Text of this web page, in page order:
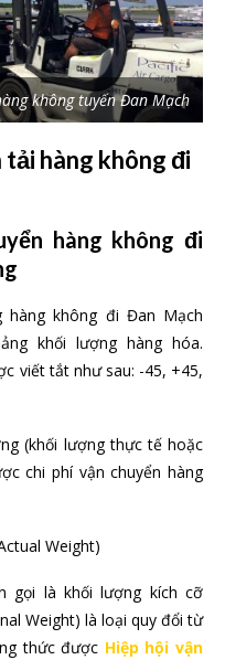
không tuyến Đan Mạch
hàng không đi
hàng không đi
hàng không đi Đan Mạch
khối lượng hàng hóa.
viết tắt như sau: -45, +45,
(khối lượng thực tế hoặc
chi phí vận chuyển hàng
Weight)
gọi là khối lượng kích cỡ
Weight) là loại quy đổi từ
thức được Hiệp hội vận